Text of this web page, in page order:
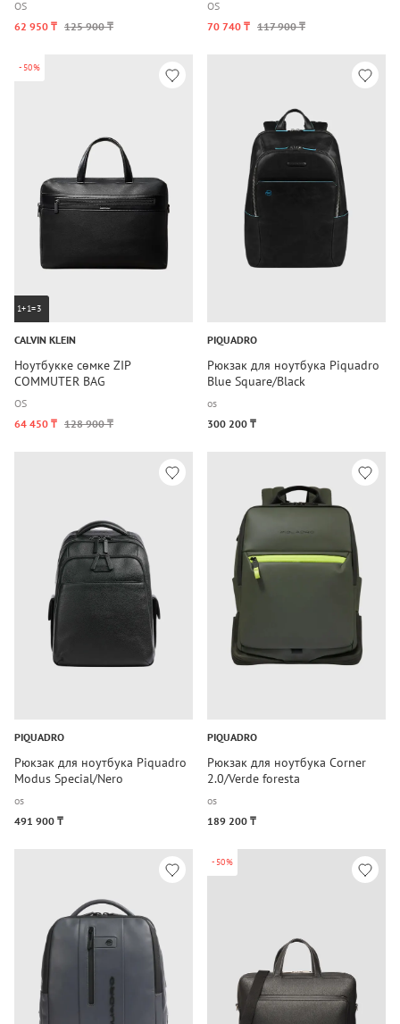
OS
62 950 ₸ 125 900 ₸
OS
70 740 ₸ 117 900 ₸
-50%
1+1=3
CALVIN KLEIN
Ноутбукке сөмке ZIP
COMMUTER BAG
OS
64 450 ₸ 128 900 ₸
PIQUADRO
Рюкзак для ноутбука Piquadro
Blue Square/Black
os
300 200 ₸
PIQUADRO
Рюкзак для ноутбука Piquadro
Modus Special/Nero
os
491 900 ₸
PIQUADRO
Рюкзак для ноутбука Corner
2.0/Verde foresta
os
189 200 ₸
-50%